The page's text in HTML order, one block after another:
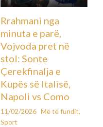
Rrahmani nga
minuta e parë,
Vojvoda pret në
stol: Sonte
Çerekfinalja e
Kupës së Italisë,
Napoli vs Como
11/02/2026 Më të fundit,
Sport